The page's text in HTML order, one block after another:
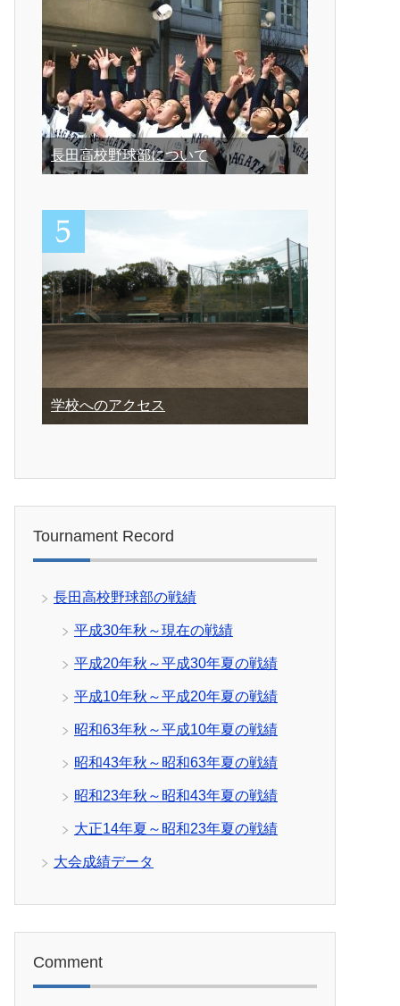
長田高校野球部について
学校へのアクセス
Tournament Record
長田高校野球部の戦績
平成30年秋～現在の戦績
平成20年秋～平成30年夏の戦績
平成10年秋～平成20年夏の戦績
昭和63年秋～平成10年夏の戦績
昭和43年秋～昭和63年夏の戦績
昭和23年秋～昭和43年夏の戦績
大正14年夏～昭和23年夏の戦績
大会成績データ
Comment